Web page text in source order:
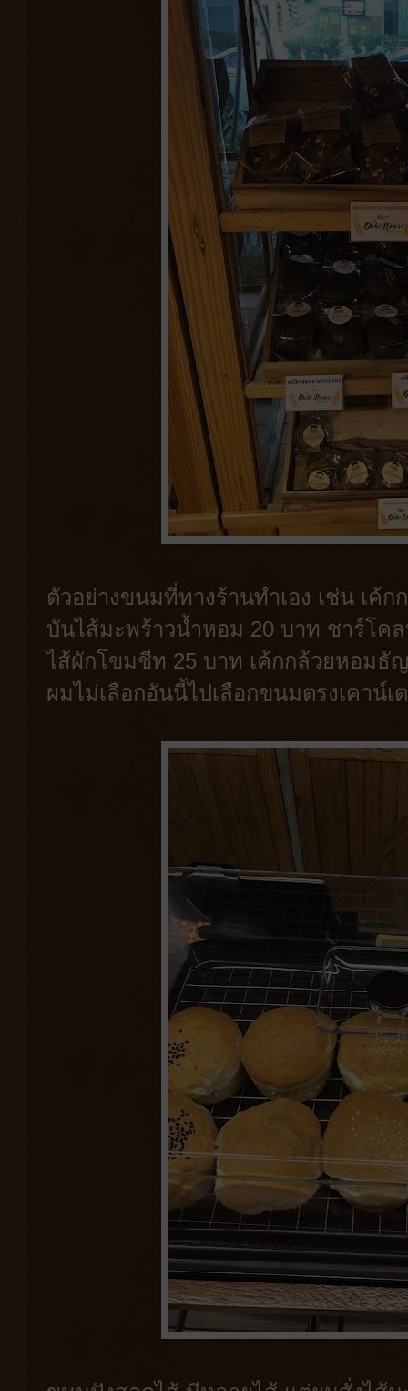
ตัวอย่างขนมที่ทางร้านทำเอง เช่น เค้
บันไส้มะพร้าวน้ำหอม 20 บาท ชาร์โค
ไส้ผักโขมชีท 25 บาท เค้กกล้วยหอมธั
ผมไม่เลือกอันนี้ไปเลือกขนมตรงเคาน์เ